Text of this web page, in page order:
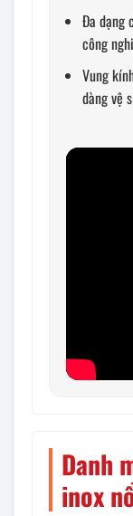
Đa dạng
công
Vung
dàng vệ
Danh
inox